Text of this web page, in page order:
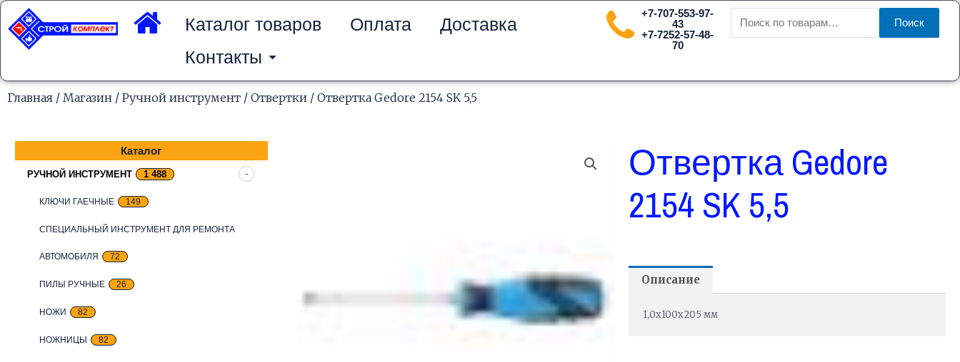
Перейти
содержимому
Каталог товаров Оплата
Доставка
Контакты
+7-707-553-97-
43
+7-7252-57-48-
70
Искать:
Поиск
Главная / Магазин / Ручной инструмент / Отвертки / Отвертка Gedore 2154 SK 5,5
Каталог
РУЧНОЙ ИНСТРУМЕНТ 1 488
КЛЮЧИ ГАЕЧНЫЕ 149
СПЕЦИАЛЬНЫЙ ИНСТРУМЕНТ ДЛЯ РЕМОНТА
АВТОМОБИЛЯ 72
ПИЛЫ РУЧНЫЕ 26
НОЖИ 82
НОЖНИЦЫ 82
Отвертка Gedore
2154 SK 5,5
Описание
1,0х100х205 мм